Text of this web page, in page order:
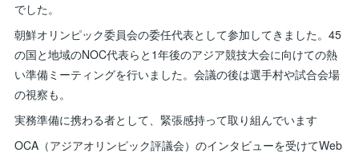
でした。
朝鮮オリンピック委員会の委任代表として参加してきました。45
の国と地域のNOC代表らと1年後のアジア競技大会に向けての熱
い準備ミーティングを行いました。会議の後は選手村や試合会場
の視察も。
実務準備に携わる者として、緊張感持って取り組んでいます
OCA（アジアオリンピック評議会）のインタビューを受けてWeb